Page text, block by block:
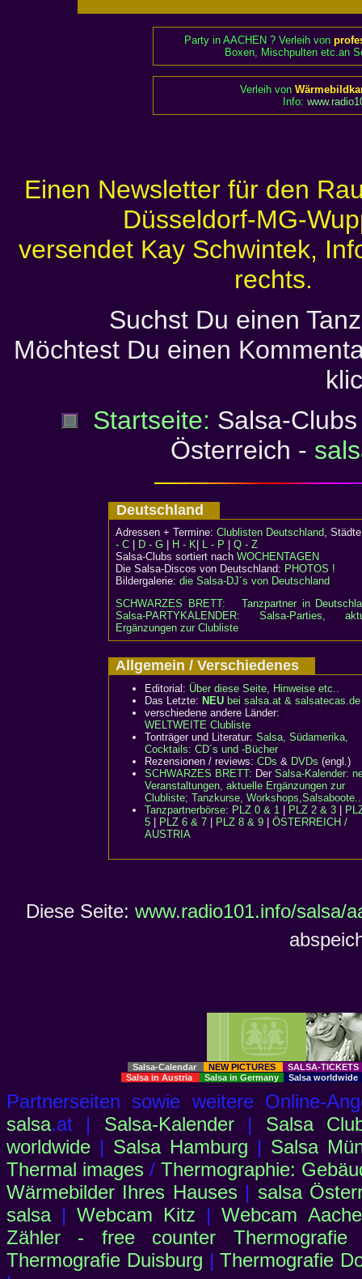
Party in AACHEN ? Verleih von
Boxen, Mischpulten etc.an
Verleih von
Info:
Einen Newsletter für den
Düsseldorf-MG-
versendet Kay Schwintek,
rechts.
Suchst Du einen
Möchtest Du einen
Startseite: Salsa-
Österreich -
Deutschland
Adressen + Termine: Clublisten Deutschland,
- C
D - G H - K L - P
Q - Z
Salsa-Clubs sortiert nach WOCHENTAGEN
Die Salsa-Discos von Deutschland: PHOTOS !
Bildergalerie: die Salsa-DJ´s von Deutschland
SCHWARZES BRETT:
Tanzpartner in
Salsa-PARTYKALENDER: Salsa-Parties,
Ergänzungen zur Clubliste
Allgemein / Verschiedenes
Editorial: Über diese Seite, Hinweise etc..
Das Letzte: NEU bei salsa.at & salsatecas.de
verschiedene andere Länder:
WELTWEITE Clubliste
Tonträger und Literatur: Salsa, Südamerika,
Cocktails: CD´s und -Bücher
Rezensionen / reviews: CDs & DVDs (engl.)
SCHWARZES BRETT: Der Salsa-Kalender:
Veranstaltungen, aktuelle Ergänzungen zur
Clubliste; Tanzkurse,
Tanzpartnerbörse: PLZ 0 & 1 PLZ 2 & 3
5
PLZ 6 & 7 PLZ 8 & 9
ÖSTERREICH /
AUSTRIA
Diese Seite: www.radio101.info/salsa/
Salsa-Calendar NEW PICTURES
SALSA-
Salsa in Austria
Salsa in Germany Salsa worldwide
Partnerseiten sowie weitere Online-
salsa.at | Salsa-Kalender| Salsa
worldwide | Salsa Hamburg | Salsa
Thermal images / Thermographie:
Wärmebilder Ihres Hauses| salsa
salsa|Webcam Kitz |Webcam
Zähler - free counter Thermografie
Thermografie Duisburg |Thermografie